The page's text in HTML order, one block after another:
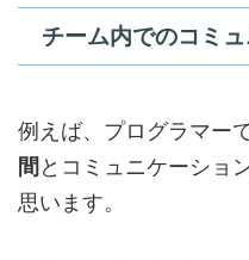
チーム内でのコミ
例えば、プログラマー
間 とコミュニケーショ
思います。